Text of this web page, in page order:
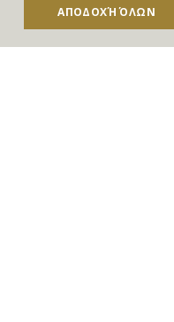
Για να ενημερώνεστε
Δώρα, τις Νέες
ΑΠΟΔΟΧΉ ΌΛΩΝ